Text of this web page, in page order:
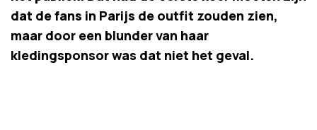
dat de fans in Parijs de outfit zouden zien,
maar door een blunder van haar
kledingsponsor was dat niet het geval.